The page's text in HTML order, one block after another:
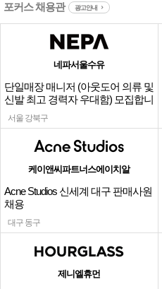
포커스 채용관 광고안내
네파서울수유
단일매장 매니저 (아웃도어 의류 및
신발 최고 경력자 우대함) 모집합니
다.
서울 강북구
케이앤씨파트너스에이치알
Acne Studios 신세계 대구 판매사원
채용
대구 동구
제니엘휴먼